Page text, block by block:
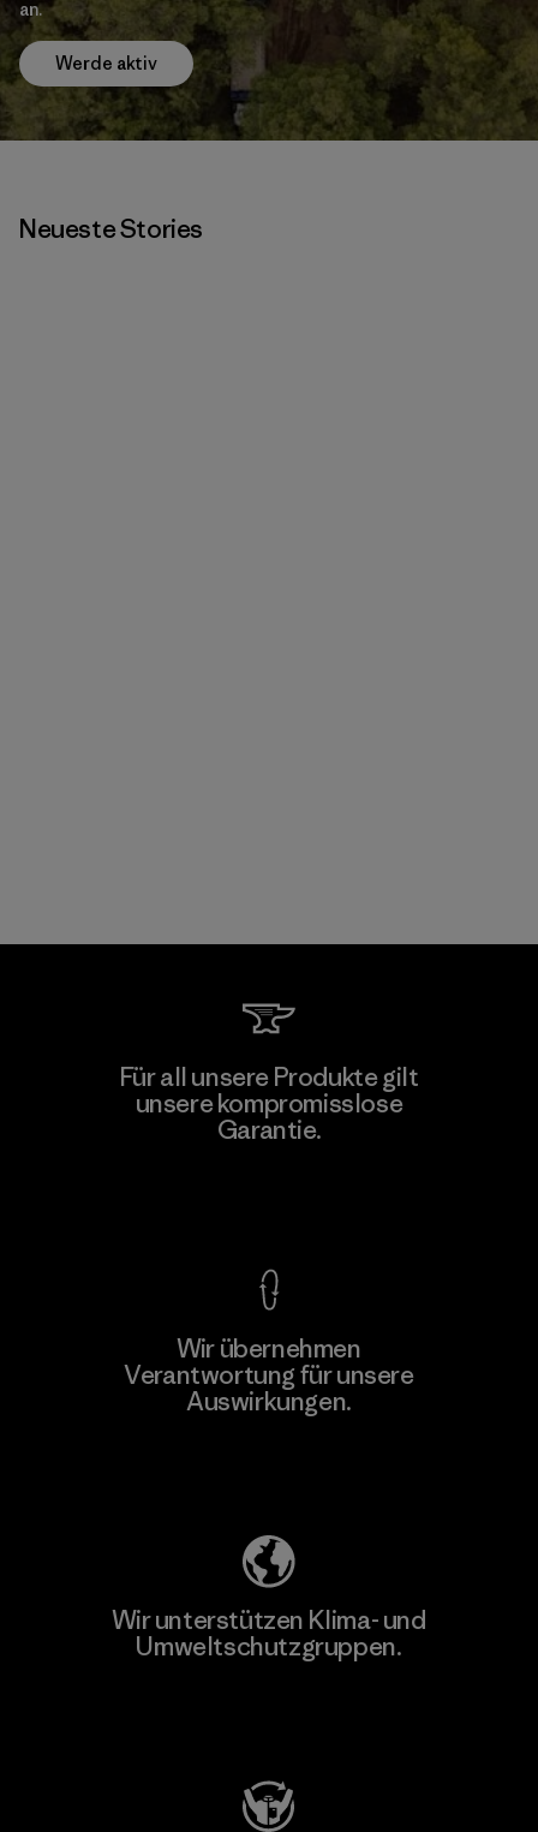
an.
Werde aktiv
Neueste Stories
Für all unsere Produkte gilt
unsere kompromisslose
Garantie.
Wir übernehmen
Verantwortung für unsere
Auswirkungen.
Wir unterstützen Klima- und
Umweltschutzgruppen.